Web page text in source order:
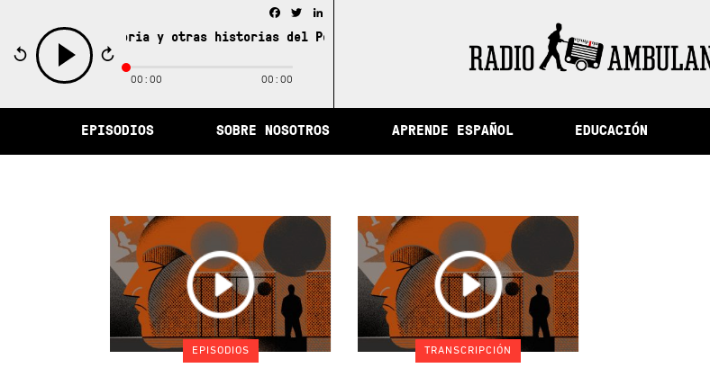
de la memoria y otras historias del Perú / La ciudad de la memoria y otras historias del Perú
play
Facebook
Twitter
00:00 00:00
EPISODIOS SOBRE NOSOTROS APRENDE ESPAÑOL EDUCACIÓN
EPISODIOS TRANSCRIPCIÓN